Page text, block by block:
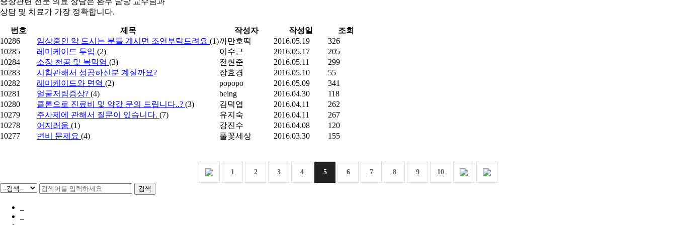
상담 및 치료가 가장 정확합니다.
번호 제목 작성자 작성일
조회
10286
임상중인 약 드시는 분들 계시면 조언부탁드려요 (1)까만호떡 2016.05.19
326
10285
레미케이드 투입 (2) 이수근 2016.05.17
205
10284
소장 천공 및 복막염 (3) 전현준 2016.05.11
299
10283
시험관해서 성공하신분 계실까요? 장효경 2016.05.10
55
10282
레미케이드와 면역 (2) popopo 2016.05.09
341
10281
얼굴저림증상? (4) being 2016.04.30
118
10280
클론으로 진료비 및 약값 문의 드립니다..? (3) 김덕엽 2016.04.11
262
10279
주사제에 관해서 질문이 있습니다. (7) 유지숙 2016.04.11
267
10278
어지러움 (1) 강진수 2016.04.08
120
10277
변비 문제요 (4) 풀꽃세상 2016.03.30 155
1 2 3 4 5 6 7 8 9 10
검색